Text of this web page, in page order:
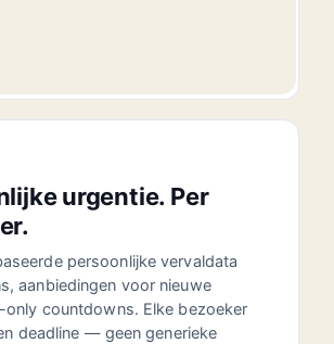
urgentie. Per
persoonlijke vervaldata
aanbiedingen voor nieuwe
only countdowns. Elke bezoeker
deadline — geen generieke